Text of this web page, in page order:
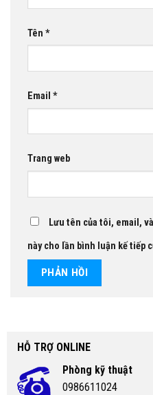
Tên *
Email *
Trang web
Lưu tên của tôi, email,
này cho lần bình luận kế tiếp
HỖ TRỢ ONLINE
Phòng kỹ thuật
0986611024